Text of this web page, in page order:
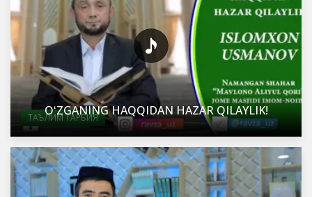
ТАЪЛИМ ТАРБИЯ
OʻZGANING HAQQIDAN HAZAR QILAYLIK!